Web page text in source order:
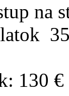
na
130 €